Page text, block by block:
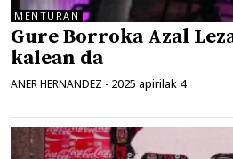
MENTURAN
Gure Borroka Azal
kalean da
ANER HERNANDEZ - 2025 apirilak 4